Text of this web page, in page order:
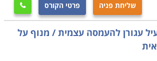
משלבת מגוון אלמנטים כדוגמת עבודה עם
רמת דיוק גבוהה, עבודה בגובה רב,
ושמירה על קשר עם היושבים על הקרקע.
מעט כללי בטיחות המיועדים לשמור
שליחת פניה פרטי הקורס 
עגורן להעמסה עצמית / מנוף על